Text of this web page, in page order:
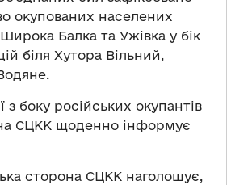
окупованих населених
Балка та Ужівка у бік
біля Хутора Вільний,
з боку російських окупантів
СЦКК щоденно інформує
сторона СЦКК наголошує,